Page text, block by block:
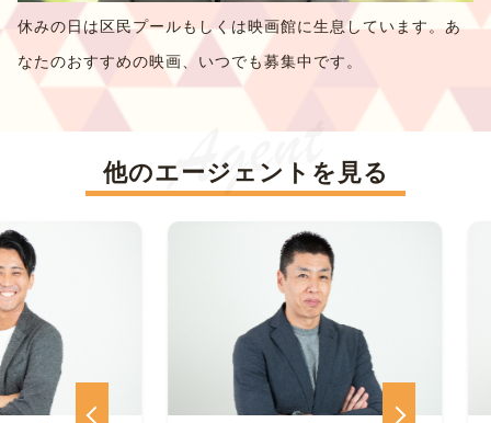
休みの日は区民プールもしくは映画館に生息しています。あ
なたのおすすめの映画、いつでも募集中です。
他のエージェントを見る